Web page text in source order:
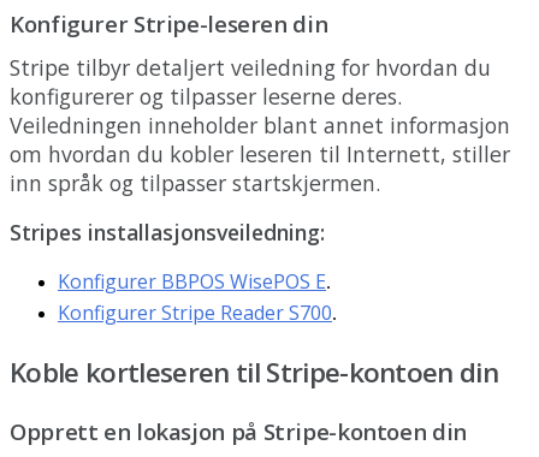
Konfigurer Stripe-leseren din
Stripe tilbyr detaljert veiledning for hvordan du
konfigurerer og tilpasser leserne deres.
Veiledningen inneholder blant annet informasjon
om hvordan du kobler leseren til Internett, stiller
inn språk og tilpasser startskjermen.
Stripes installasjonsveiledning:
Konfigurer BBPOS WisePOS E.
KonfigurerStripe ReaderS700.
Koble kortleseren tilStripe-kontoen din
Opprett en lokasjon på Stripe-kontoen din